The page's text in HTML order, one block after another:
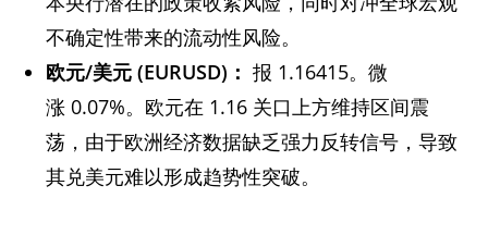
不确定性带来的流动性风险。
欧元/美元 (EURUSD)： 报 1.16415。微
涨 0.07%。欧元在 1.16 关口上方维持区间震
荡，由于欧洲经济数据缺乏强力反转信号，导致
其兑美元难以形成趋势性突破。